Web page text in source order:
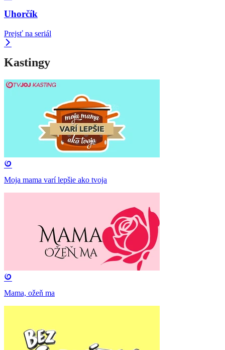
Uhorčík
Prejsť na seriál
Kastingy
Moja mama varí lepšie ako tvoja
Mama, ožeň ma